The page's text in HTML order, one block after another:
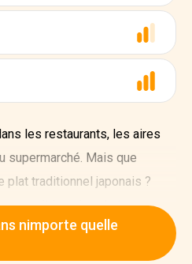
les restaurants, les aires
supermarché. Mais que
plat traditionnel japonais ?
pourrait imaginer, le terme
au poisson mais à
: le riz. Le mot sushi signifie
nimporte quelle